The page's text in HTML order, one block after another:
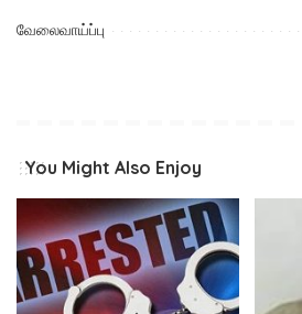
வேலைவாய்ப்பு
You Might Also Enjoy